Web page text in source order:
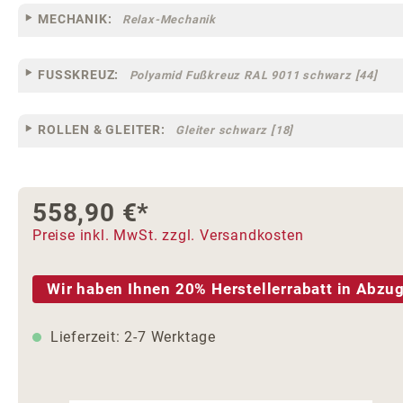
MECHANIK: Relax-Mechanik
FUSSKREUZ: Polyamid Fußkreuz RAL 9011 schwarz [44]
ROLLEN & GLEITER: Gleiter schwarz [18]
558,90 €*
Preise inkl. MwSt. zzgl. Versandkosten
Wir haben Ihnen 20% Herstellerrabatt in
Lieferzeit: 2-7 Werktage